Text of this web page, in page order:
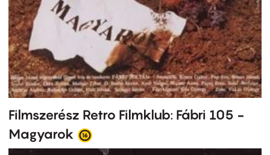
Filmszerész Retro Filmklub: Fábri 105 -
Magyarok